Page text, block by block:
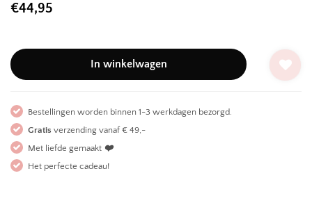
€44,95
In winkelwagen
Bestellingen worden binnen 1-3 werkdagen bezorgd.
Gratis verzending vanaf € 49,-
Met liefde gemaakt ❤️
Het perfecte cadeau!